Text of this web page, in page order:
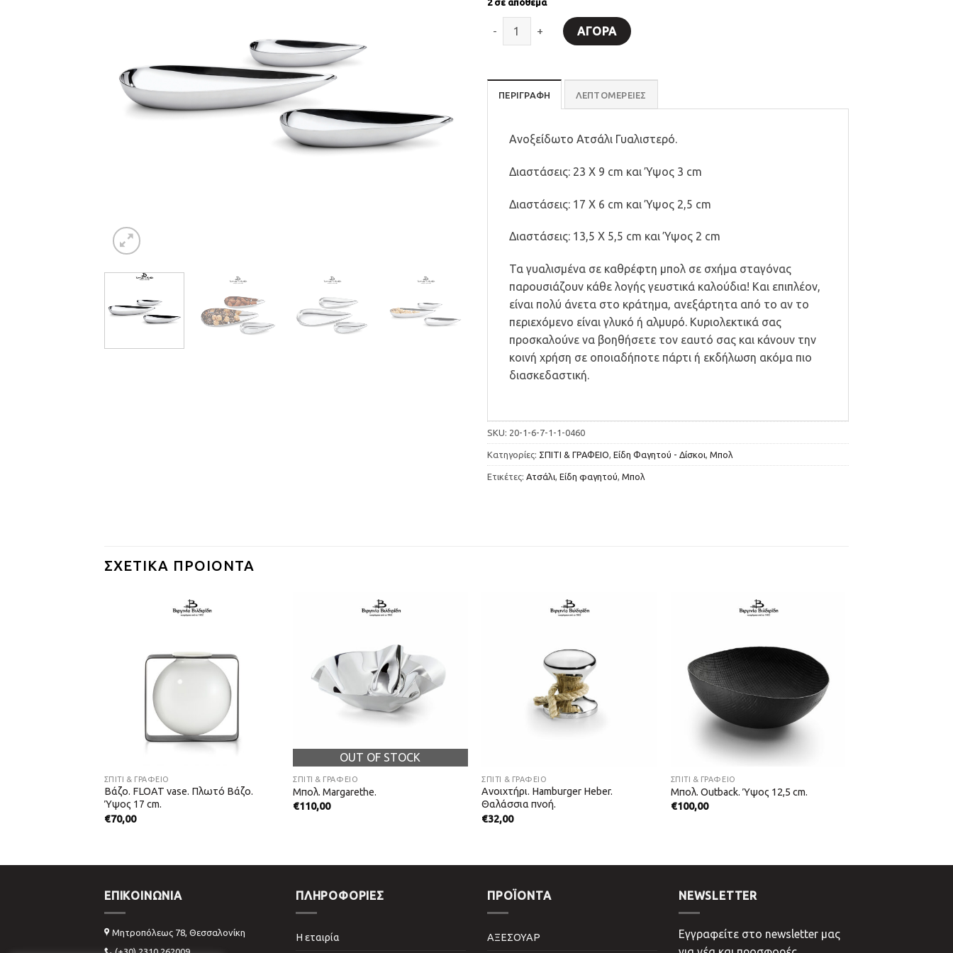
2 σε απόθεμα
Μπολ. BLOB. Σταγόνες 3 τεμ μαζί. quantity
ΑΓΟΡΆ
ΠΕΡΙΓΡΑΦΗ ΛΕΠΤΟΜΈΡΕΙΕΣ
Ανοξείδωτο Ατσάλι Γυαλιστερό.
Διαστάσεις: 23 Χ 9 cm και Ύψος 3 cm
Διαστάσεις: 17 Χ 6 cm και Ύψος 2,5 cm
Διαστάσεις: 13,5 Χ 5,5 cm και Ύψος 2 cm
Τα γυαλισμένα σε καθρέφτη μπολ σε σχήμα σταγόνας
παρουσιάζουν κάθε λογής γευστικά καλούδια! Και επιπλέον,
είναι πολύ άνετα στο κράτημα, ανεξάρτητα από το αν το
περιεχόμενο είναι γλυκό ή αλμυρό. Κυριολεκτικά σας
προσκαλούνε να βοηθήσετε τον εαυτό σας και κάνουν την
κοινή χρήση σε οποιαδήποτε πάρτι ή εκδήλωση ακόμα πιο
διασκεδαστική.
SKU: 20-1-6-7-1-1-0460
Κατηγορίες: ΣΠΙΤΙ & ΓΡΑΦΕΙΟ, Είδη Φαγητού - Δίσκοι, Μπολ
Ετικέτες: Ατσάλι, Είδη φαγητού, Μπολ
ΣΧΕΤΙΚΆ ΠΡΟΙΌΝΤΑ
ΣΠΙΤΙ & ΓΡΑΦΕΙΟ
Βάζο. FLOAT vase. Πλωτό Βάζο.
Ύψος 17 cm.
€70,00
OUT OF STOCK
ΣΠΙΤΙ & ΓΡΑΦΕΙΟ
Μπολ. Margarethe.
€110,00
ΣΠΙΤΙ & ΓΡΑΦΕΙΟ
Ανοιχτήρι. Hamburger Heber.
Θαλάσσια πνοή.
€32,00
ΣΠΙΤΙ & ΓΡΑΦΕΙΟ
Μπολ. Outback. Ύψος 12,5 cm.
€100,00
ΕΠΙΚΟΙΝΩΝΊΑ
Μητροπόλεως 78, Θεσσαλονίκη
ΠΛΗΡΟΦΟΡΙΕΣ
Η εταιρία
ΠΡΟΪΌΝΤΑ
ΑΞΕΣΟΥΑΡ
NEWSLETTER
Εγγραφείτε στο newsletter μας